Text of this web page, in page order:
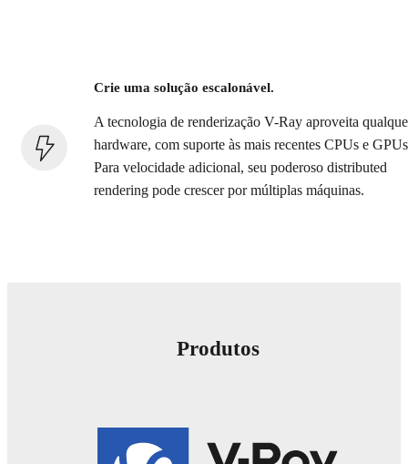
Crie uma solução escalonável.
A tecnologia de renderização V-Ray aproveita
hardware, com suporte às mais recentes CPUs e
Para velocidade adicional, seu poderoso distributed
rendering pode crescer por múltiplas máquinas.
Produtos